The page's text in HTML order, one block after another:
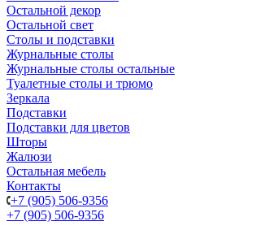
Остальной декор
Остальной свет
Столы и подставки
Журнальные столы
Журнальные столы остальные
Туалетные столы и трюмо
Зеркала
Подставки
Подставки для цветов
Шторы
Жалюзи
Остальная мебель
Контакты
+7 (905) 506-9356
+7 (905) 506-9356